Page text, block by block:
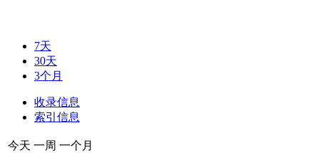
7天
30天
3个月
收录信息
索引信息
今天 一周 一个月